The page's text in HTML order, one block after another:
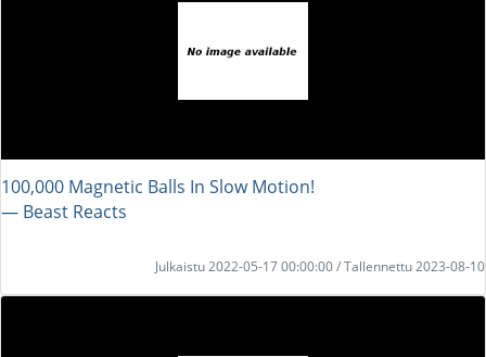
100,000 Magnetic Balls In Slow Motion!
― Beast Reacts
Julkaistu 2022-05-17 00:00:00 / Tallennettu 2023-08-10